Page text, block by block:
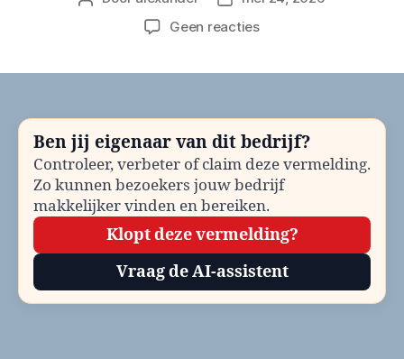
Geen reactiesop
en
contactinformatie
Ben jij eigenaar van dit bedrijf?
Controleer, verbeter of claim deze vermelding.
Zo kunnen bezoekers jouw bedrijf
makkelijker vinden en bereiken.
Klopt deze vermelding?
Vraag de AI-assistent